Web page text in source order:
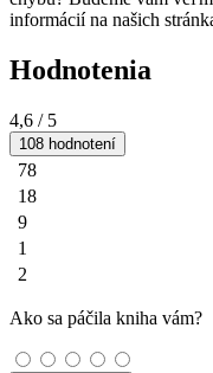
informácií na našich
Hodnotenia
4,6 / 5
108 hodnotení
78
18
9
1
2
Ako sa páčila kniha vám?